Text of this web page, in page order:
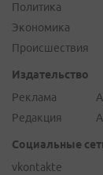
Политика
Экономика
Происшествия
Издательство
Реклама
Редакция
Социальные
vkontakte